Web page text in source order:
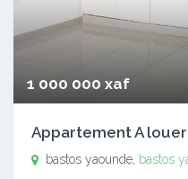
1 000 000 xaf
Appartement A
bastos yaounde, bastos